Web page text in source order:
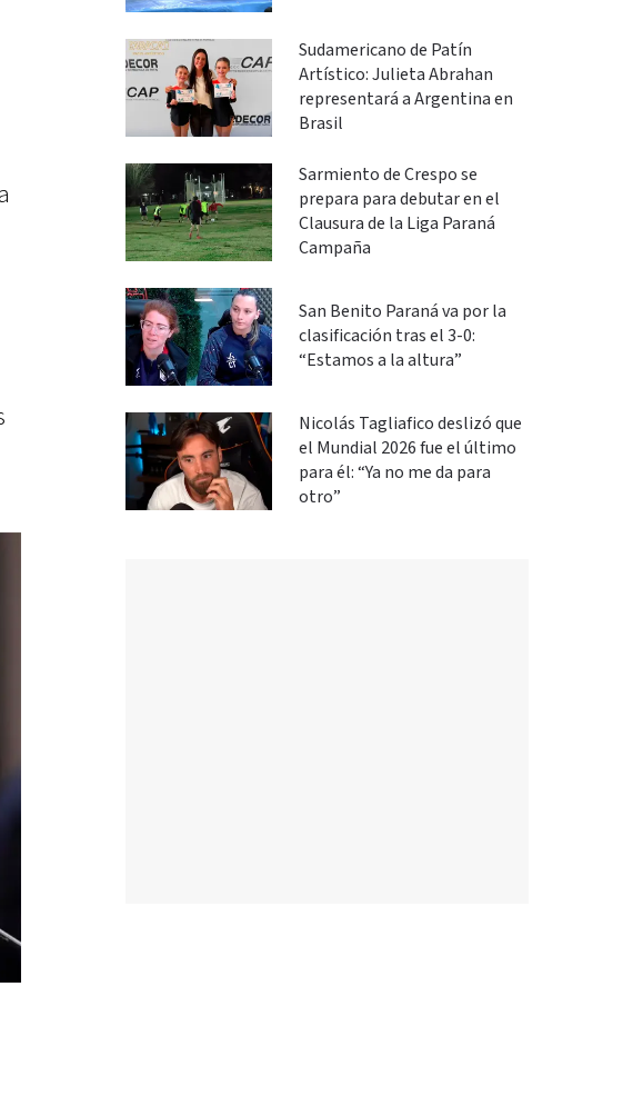
Sudamericano de Patín
Artístico: Julieta Abrahan
representará a Argentina en
Brasil
Sarmiento de Crespo se
prepara para debutar en el
Clausura de la Liga Paraná
Campaña
San Benito Paraná va por la
clasificación tras el 3-0:
“Estamos a la altura”
Nicolás Tagliafico deslizó que
el Mundial 2026 fue el último
para él: “Ya no me da para
otro”